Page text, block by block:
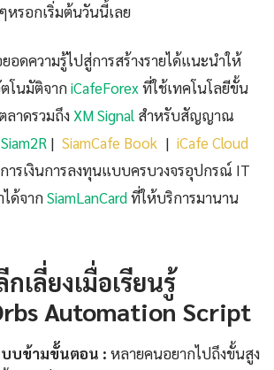
หรอกเริ่มต้นวันนี้เลย
ดความรู้ไปสู่การสร้างรายได้แนะนำให้
โนมัติจากiCafeForex ที่ใช้เทคโนโลยีขั้น
ลาดรวมถึง XM Signal สำหรับสัญญาณ
Siam2R | SiamCafe Book | iCafe Cloud
ารเงินการลงทุนแบบครบวงจรอุปกรณ์ IT
ด้จากSiamLanCardที่ให้บริการมานาน
เลี่ยงเมื่อเรียนรู้
Automation Script
บบข้ามขั้นตอน : หลายคนอยากไปถึงขั้นสูง